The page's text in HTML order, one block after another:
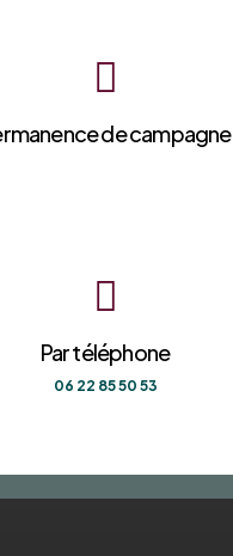

de campagne

Par téléphone
06 22 85 50 53